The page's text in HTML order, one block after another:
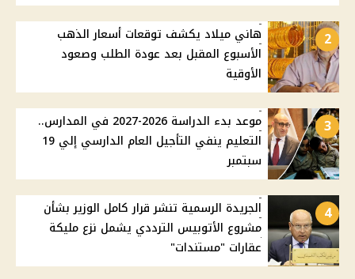
2
هاني ميلاد يكشف توقعات أسعار الذهب
الأسبوع المقبل بعد عودة الطلب وصعود
الأوقية
3
موعد بدء الدراسة 2026-2027 في المدارس..
التعليم ينفي التأجيل العام الدارسي إلي 19
سبتمبر
4
الجريدة الرسمية تنشر قرار كامل الوزير بشأن
مشروع الأتوبيس الترددي يشمل نزع مليكة
عقارات "مستندات"